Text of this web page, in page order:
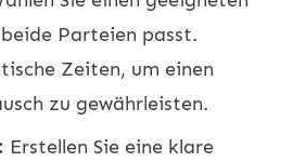
Parteien passt.
Zeiten, um einen
zu gewährleisten.
Erstellen Sie eine klare